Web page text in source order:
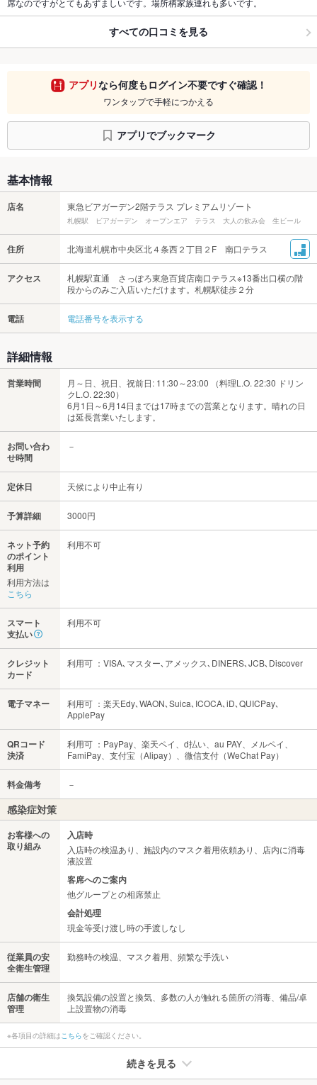
すべての口コミを見る
アプリなら何度もログイン不要ですぐ確認！
ワンタップで手軽につかえる
アプリでブックマーク
基本情報
店名 東急ビアガーデン2階テラス プレミアムリゾート
札幌駅 ビアガーデン オープンエア テラス 大人の飲み会 生ビール
住所 北海道札幌市中央区北４条西２丁目２F 南口テラス
アクセス
札幌駅直通 さっぽろ東急百貨店南口テラス※13番出口横の階
段からのみご入店いただけます。札幌駅徒歩２分
電話 電話番号を表示する
詳細情報
営業時間
月～日、祝日、祝前日: 11:30～23:00 （料理L.O. 22:30 ドリン
クL.O. 22:30）
6月1日～6月14日までは17時までの営業となります。晴れの日
は延長営業いたします。
お問い合わ
せ時間
－
定休日 天候により中止有り
予算詳細 3000円
ネット予約
のポイント
利用
利用方法は
こちら
利用不可
スマート
支払い
利用不可
クレジット
カード
利用可 ：VISA､マスター､アメックス､DINERS､JCB､Discover
電子マネー
利用可 ：楽天Edy､WAON､Suica､ICOCA､iD､QUICPay､
ApplePay
QRコード
決済
利用可 ：PayPay、楽天ペイ、d払い、au PAY、メルペイ、
FamiPay、支付宝（Alipay）、微信支付（WeChat Pay）
料金備考 －
感染症対策
お客様への
取り組み
入店時
入店時の検温あり、施設内のマスク着用依頼あり、店内に消毒
液設置
客席へのご案内
他グループとの相席禁止
会計処理
現金等受け渡し時の手渡しなし
従業員の安
全衛生管理
勤務時の検温、マスク着用、頻繁な手洗い
店舗の衛生
管理
換気設備の設置と換気、多数の人が触れる箇所の消毒、備品/卓
上設置物の消毒
※各項目の詳細は こちらをご確認ください。
続きを見る